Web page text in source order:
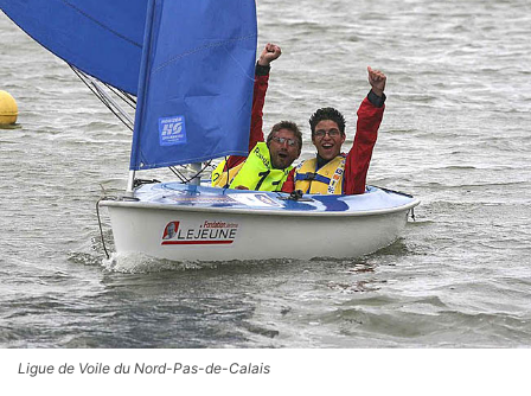
Ligue de Voile du Nord-Pas-de-Calais